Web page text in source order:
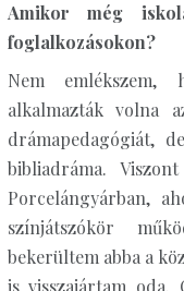
Amikor még
foglalkozásokon?
Nem emlékszem,
alkalmazták volna
drámapedagógiát,
bibliadráma.
Porcelángyárban,
színjátszókör
bekerültem abba a
is visszajártam oda.